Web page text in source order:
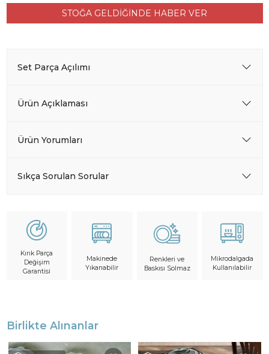
STOĞA GELDİĞİNDE HABER VER
Set Parça Açılımı
Ürün Açıklaması
Ürün Yorumları
Sıkça Sorulan Sorular
Kırık Parça
Değişim
Garantisi
Makinede
Yıkanabilir
Renkleri ve
Baskısı Solmaz
Mikrodalgada
Kullanılabilir
Birlikte Alınanlar